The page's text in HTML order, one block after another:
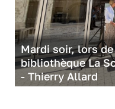
Mardi soir, lors
bibliothèque La
- Thierry Allard